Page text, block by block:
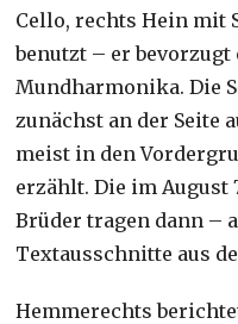
Cello, rechts Hein mit
benutzt – er
Mundharmonika. Die
zunächst an der Seite
meist in den
erzählt. Die im August
Brüder tragen dann –
Textausschnitte aus
Hemmerechts